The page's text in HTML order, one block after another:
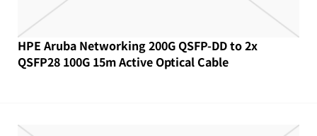
HPE Aruba Networking 200G QSFP-DD to 2x
QSFP28 100G 15m Active Optical Cable